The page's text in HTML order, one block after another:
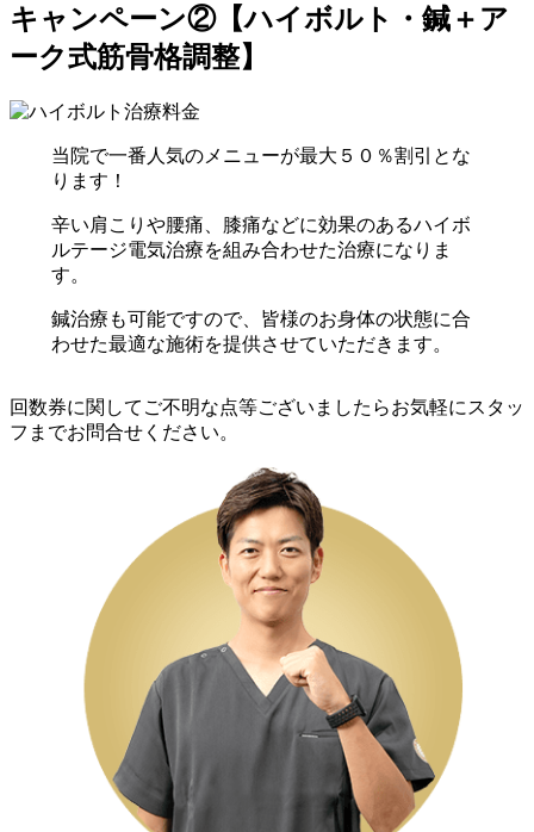
キャンペーン②【ハイボルト・鍼＋ア
ーク式筋骨格調整】
当院で一番人気のメニューが最大５０％割引とな
ります！
辛い肩こりや腰痛、膝痛などに効果のあるハイボ
ルテージ電気治療を組み合わせた治療になりま
す。
鍼治療も可能ですので、皆様のお身体の状態に合
わせた最適な施術を提供させていただきます。
回数券に関してご不明な点等ございましたらお気軽にスタッ
フまでお問合せください。